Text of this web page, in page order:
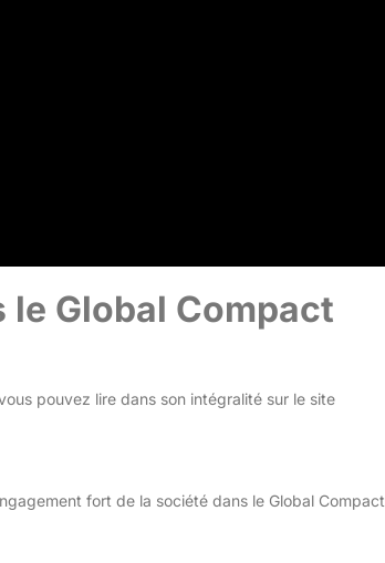
le Global Compact
pouvez lire dans son intégralité sur le site
fort de la société dans le Global Compact